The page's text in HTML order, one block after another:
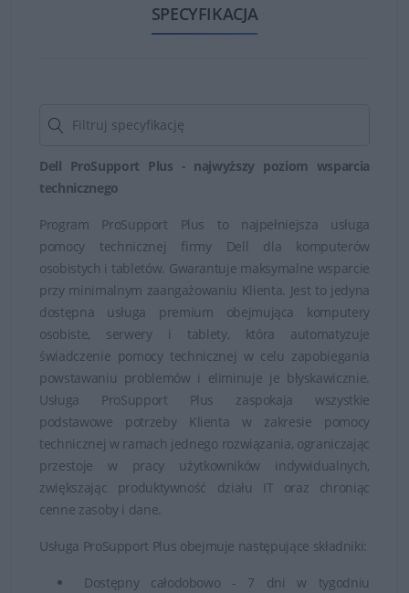
zakresie instalacji i konfiguracji zakupionych produktów
internet, pocztę e-mail lub czat z udziałem pracownika
obsługi technicznej firmy.
problemów sprzętowych i sposób ich rozwiązania, a w
razie konieczności serwis, naprawę i wymianę
wadliwych części.
SPECYFIKACJA
Dell ProSupport Plus - najwyższy poziom wsparcia
technicznego
Program ProSupport Plus to najpełniejsza usługa
pomocy technicznej firmy Dell dla komputerów
osobistych i tabletów. Gwarantuje maksymalne wsparcie
przy minimalnym zaangażowaniu Klienta. Jest to jedyna
dostępna usługa premium obejmująca komputery
osobiste, serwery i tablety, która automatyzuje
świadczenie pomocy technicznej w celu zapobiegania
powstawaniu problemów i eliminuje je błyskawicznie.
Usługa ProSupport Plus zaspokaja wszystkie
podstawowe potrzeby Klienta w zakresie pomocy
technicznej w ramach jednego rozwiązania, ograniczając
przestoje w pracy użytkowników indywidualnych,
zwiększając produktywność działu IT oraz chroniąc
cenne zasoby i dane.
Usługa ProSupport Plus obejmuje następujące składniki:
Dostępny całodobowo - 7 dni w tygodniu